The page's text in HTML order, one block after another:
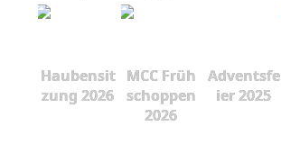
Haubensit
zung 2026
MCC Früh
schoppen
2026
Adventsfe
ier 2025